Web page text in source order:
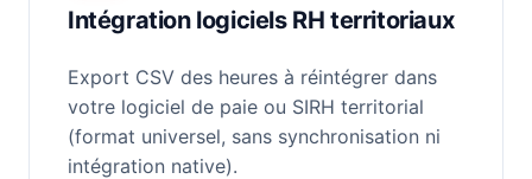
Intégration logiciels RH territoriaux
Export CSV des heures à réintégrer dans
votre logiciel de paie ou SIRH territorial
(format universel, sans synchronisation ni
intégration native).